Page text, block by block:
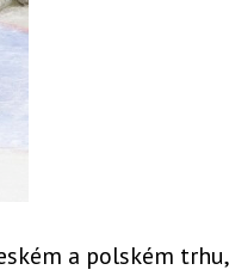
a polském trhu,